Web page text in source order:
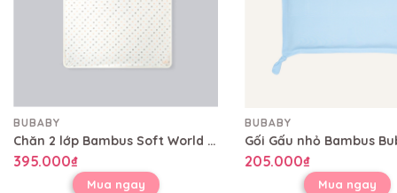
BUBABY
Chăn 2 lớp Bambus Soft World Bubaby 80x100 cm CBB08002L
395.000₫
Mua ngay
BUBABY
205.000₫
Mua ngay